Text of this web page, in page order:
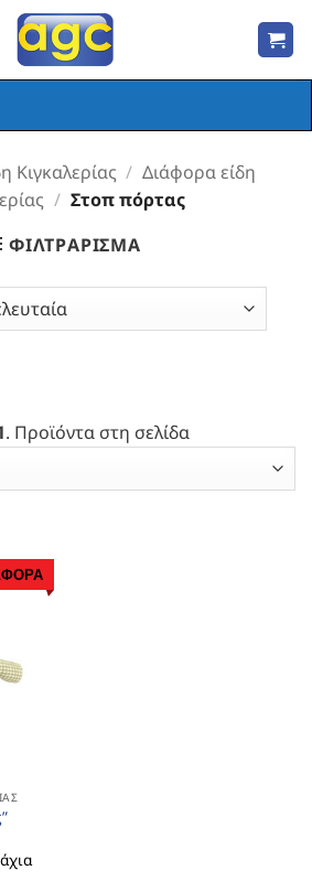
Κιγκαλερίας / Διάφορα είδη
/ Στοπ πόρτας
ΦΙΛΤΡΆΡΙΣΜΑ
. Προϊόντα στη σελίδα